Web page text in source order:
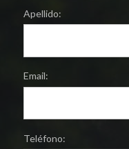
Apellido:
Email:
Teléfono: